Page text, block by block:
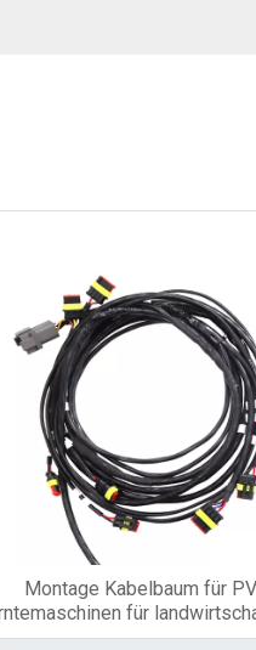
Montage Kabelbaum für
für
Maschinen